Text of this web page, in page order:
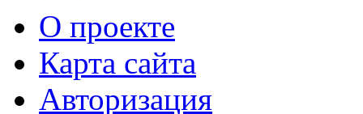
О проекте
Карта сайта
Авторизация